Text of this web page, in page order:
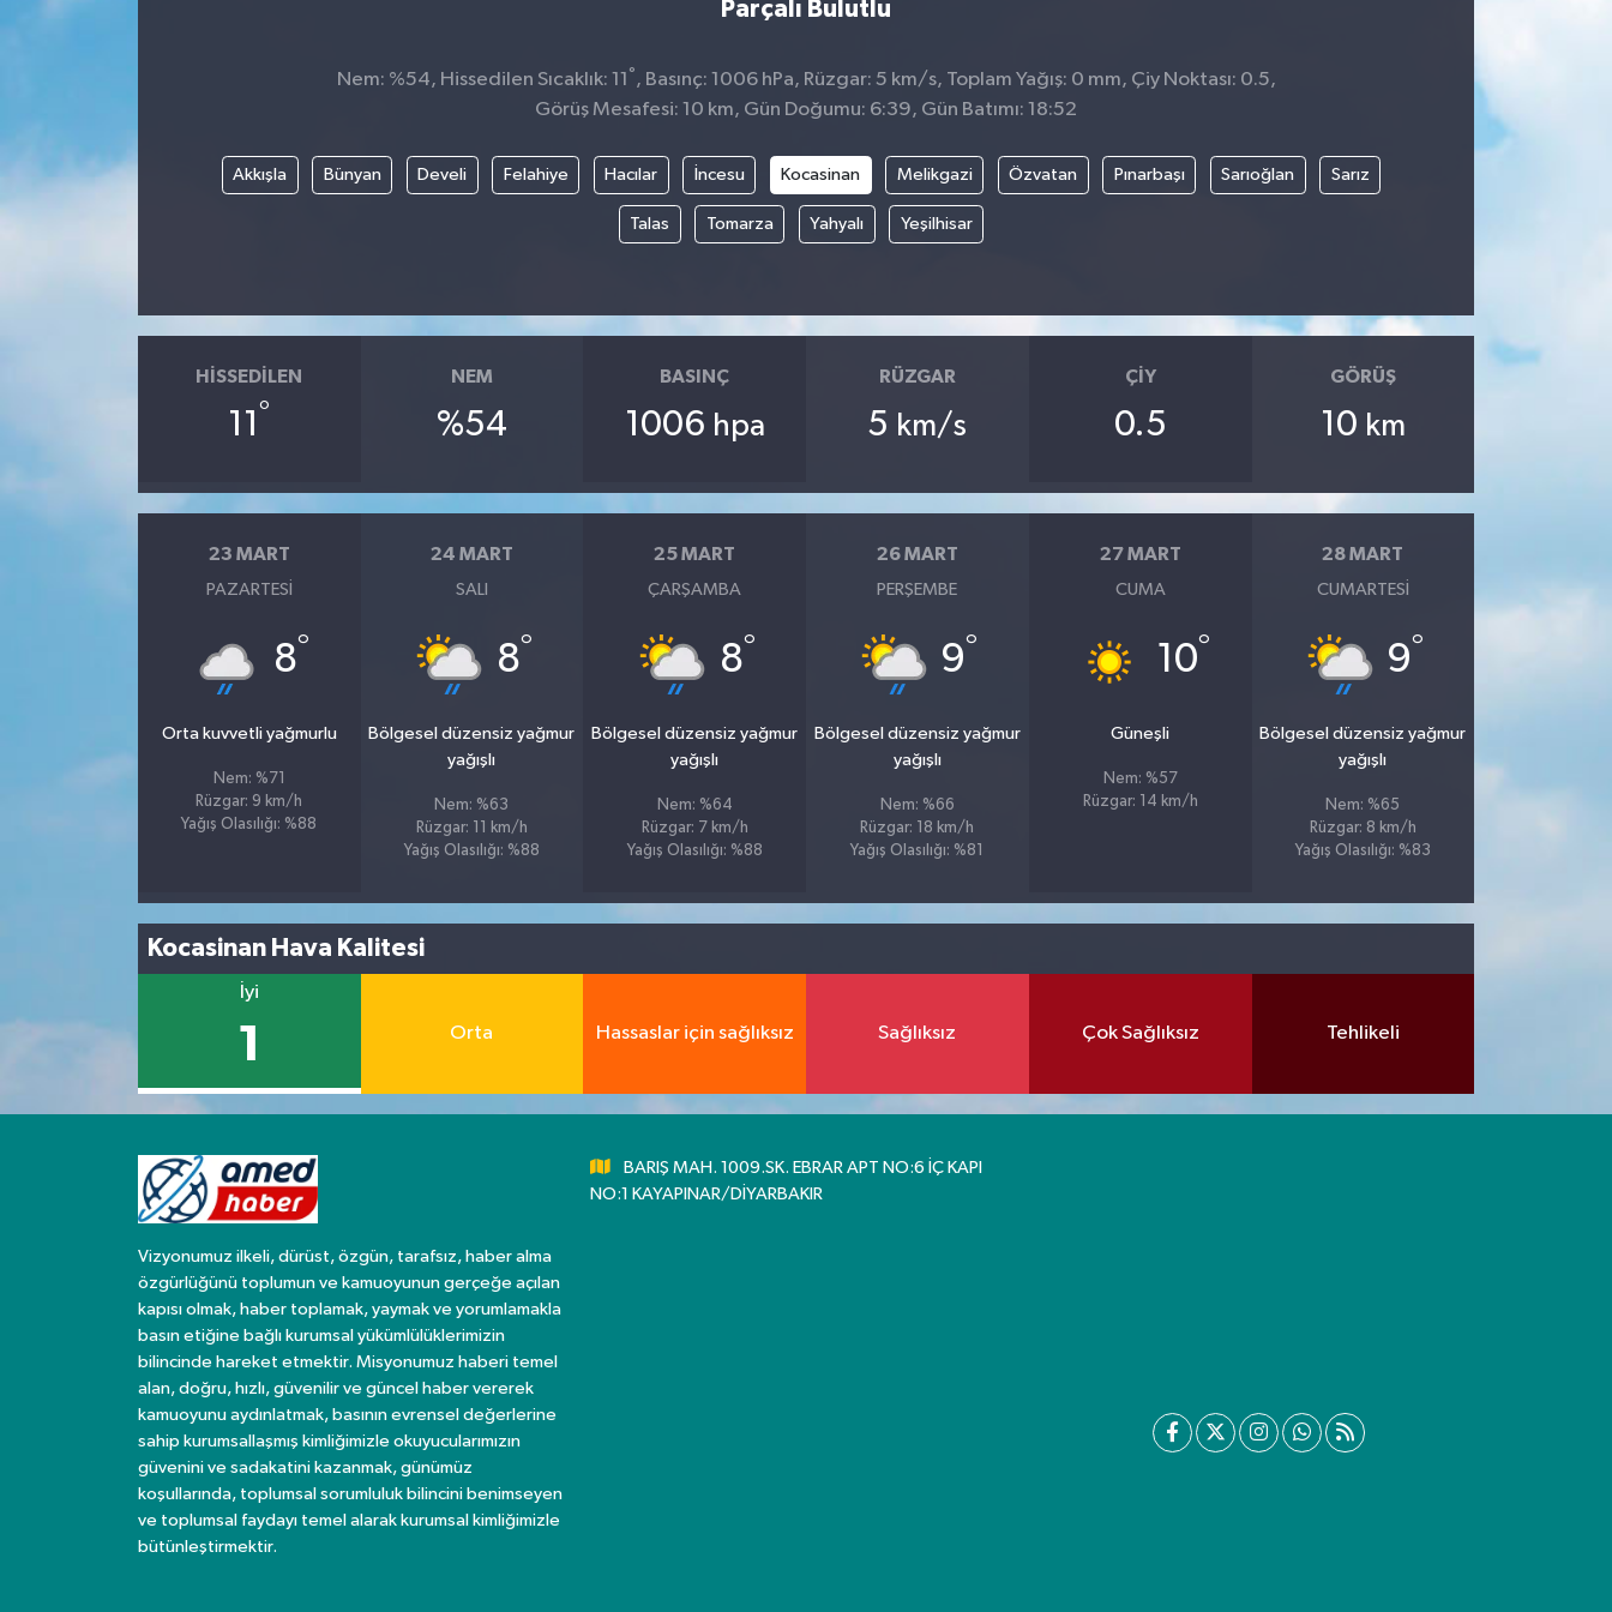
Parçalı Bulutlu
Nem: %54, Hissedilen Sıcaklık: 11 ° , Basınç: 1006 hPa, Rüzgar: 5 km/s, Toplam Yağış: 0 mm, Çiy Noktası: 0.5,
Görüş Mesafesi: 10 km, Gün Doğumu: 6:39, Gün Batımı: 18:52
Akkışla Bünyan Develi Felahiye Hacılar İncesu Kocasinan Melikgazi Özvatan Pınarbaşı Sarıoğlan Sarız
Talas Tomarza Yahyalı Yeşilhisar
HISSEDILEN
11 °
NEM
%54
BASINÇ
1006 hpa
RÜZGAR
5 km/s
ÇIY
0.5
GÖRÜŞ
10 km
23 MART
PAZARTESI
8°
Orta kuvvetli yağmurlu
Nem: %71
Rüzgar: 9 km/h
Yağış Olasılığı: %88
24 MART
SALI
8°
Bölgesel düzensiz yağmur
yağışlı
Nem: %63
Rüzgar: 11 km/h
Yağış Olasılığı: %88
25 MART
ÇARŞAMBA
8°
Bölgesel düzensiz yağmur
yağışlı
Nem: %64
Rüzgar: 7 km/h
Yağış Olasılığı: %88
26 MART
PERŞEMBE
9°
Bölgesel düzensiz yağmur
yağışlı
Nem: %66
Rüzgar: 18 km/h
Yağış Olasılığı: %81
27 MART
CUMA
10°
Güneşli
Nem: %57
Rüzgar: 14 km/h
28 MART
CUMARTESI
9°
Bölgesel düzensiz yağmur
yağışlı
Nem: %65
Rüzgar: 8 km/h
Yağış Olasılığı: %83
Kocasinan Hava Kalitesi
İyi
1 Orta Hassaslar için sağlıksız Sağlıksız Çok Sağlıksız Tehlikeli
Vizyonumuz ilkeli, dürüst, özgün, tarafsız, haber alma
özgürlüğünü toplumun ve kamuoyunun gerçeğe açılan
kapısı olmak, haber toplamak, yaymak ve yorumlamakla
basın etiğine bağlı kurumsal yükümlülüklerimizin
bilincinde hareket etmektir. Misyonumuz haberi temel
alan, doğru, hızlı, güvenilir ve güncel haber vererek
kamuoyunu aydınlatmak, basının evrensel değerlerine
sahip kurumsallaşmış kimliğimizle okuyucularımızın
güvenini ve sadakatini kazanmak, günümüz
koşullarında, toplumsal sorumluluk bilincini benimseyen
ve toplumsal faydayı temel alarak kurumsal kimliğimizle
bütünleştirmektir.
BARIŞ MAH. 1009.SK. EBRAR APT NO:6 İÇ KAPI
NO:1 KAYAPINAR/DİYARBAKIR
Gündem